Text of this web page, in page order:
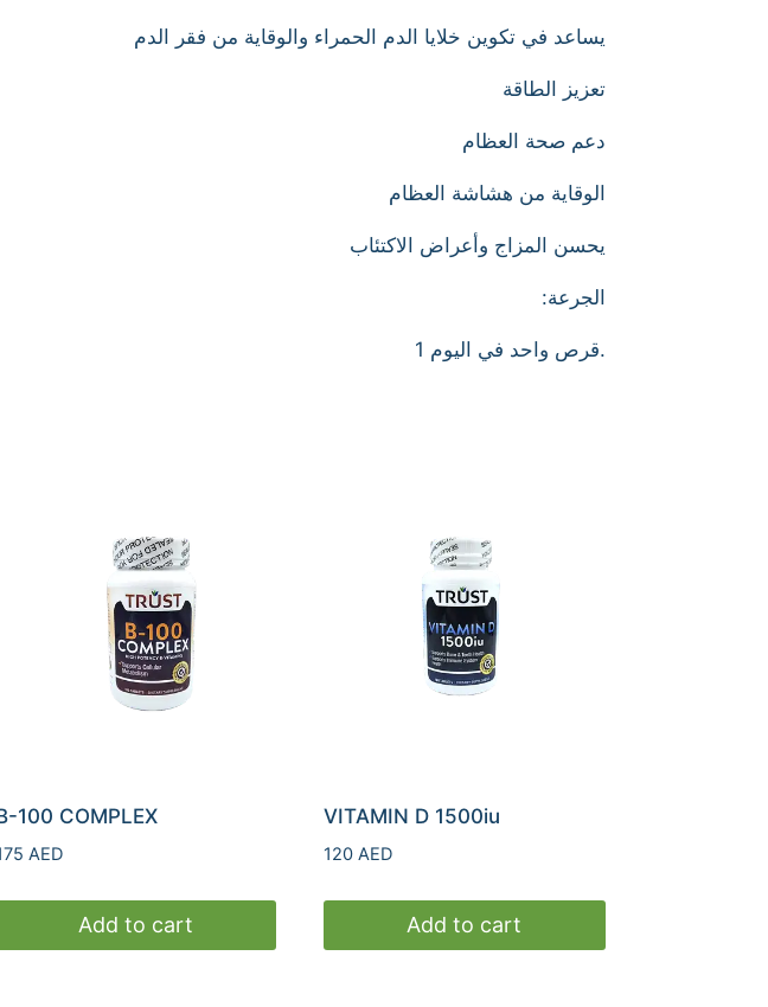
يساعد في تكوين خلايا الدم الحمراء والوقاية من فقر الدم
تعزيز الطاقة
دعم صحة العظام
الوقاية من هشاشة العظام
يحسن المزاج وأعراض الاكتئاب
:الجرعة
1 قرص واحد في اليوم.
100 COMPLEX
AED
Add to cart
VITAMIN D 1500iu
120AED
Add to cart